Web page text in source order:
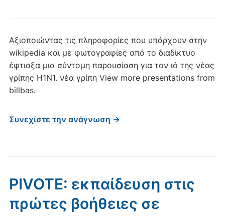
(Η1Ν1)
Αξιοποιώντας τις πληροφορίες που υπάρχουν στην
wikipedia και με φωτογραφίες από το διαδίκτυο
έφτιαξα μια σύντομη παρουσίαση για τον ιό της νέας
γρίπης Η1Ν1. νέα γρίπη View more presentations from
billbas.
Συνεχίστε την ανάγνωση →
PIVOTE: εκπαίδευση στις
πρώτες βοήθειες σε